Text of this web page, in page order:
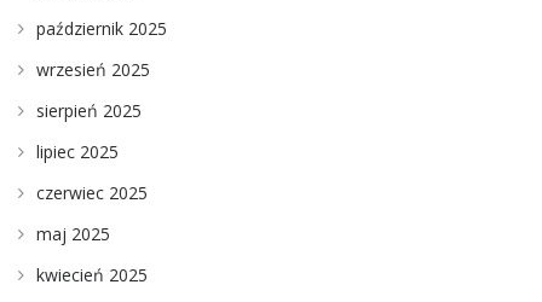
październik 2025
wrzesień 2025
sierpień 2025
lipiec 2025
czerwiec 2025
maj 2025
kwiecień 2025